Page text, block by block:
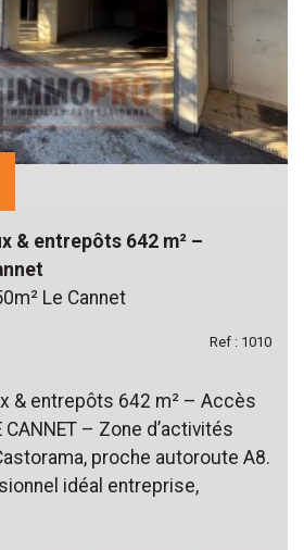
& entrepôts 642 m² –
Le Cannet
Ref : 1010
& entrepôts 642 m² – Accès
CANNET – Zone d’activités
proche autoroute A8.
idéal entreprise,